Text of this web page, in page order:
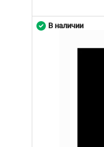
В наличии